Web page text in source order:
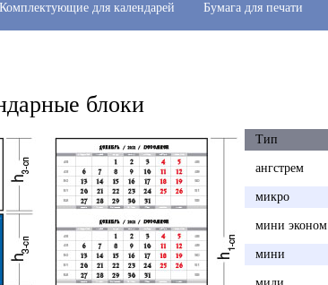
Комплектующие для календарей Бумага для печати
блоки
Тип
ангстрем
микро
мини эконом
мини